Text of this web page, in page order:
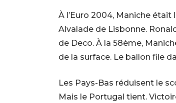
À l’Euro 2004, Maniche
Alvalade de Lisbonne.
de Deco. À la 58ème,
de la surface. Le ballon file
Les Pays-Bas réduisent le
Mais le Portugal tient.